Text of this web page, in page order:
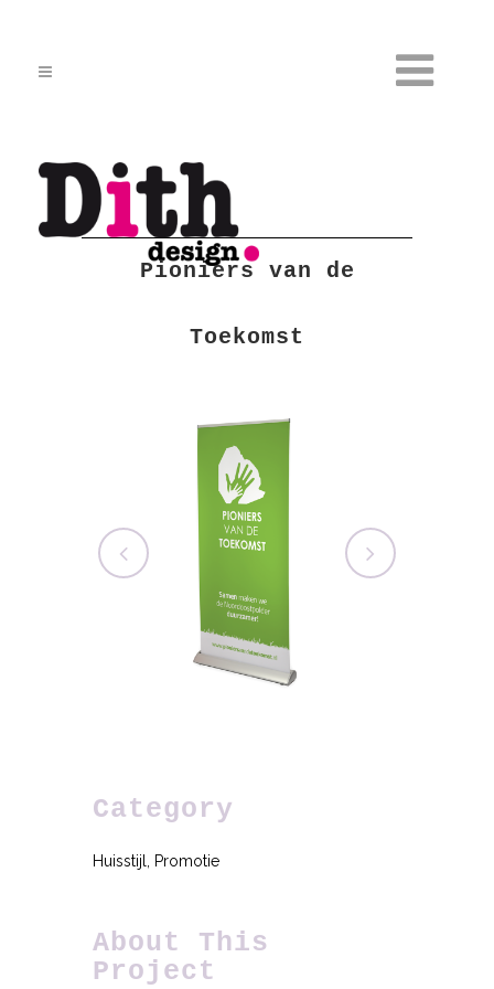
Pioniers van de
Toekomst
Category
Huisstijl, Promotie
About This
Project